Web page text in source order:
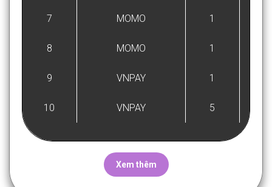
7 MOMO 1
8 MOMO 1
9 VNPAY 1
10 VNPAY 5
Xem thêm